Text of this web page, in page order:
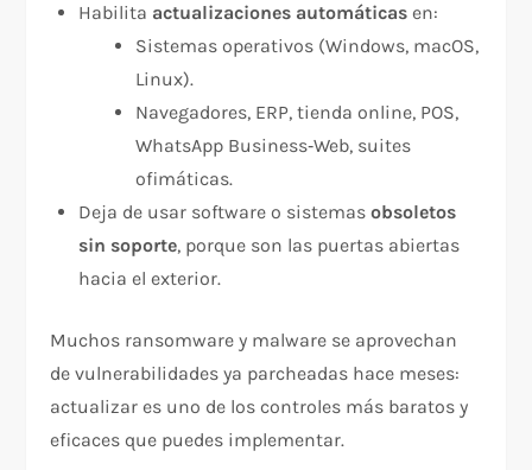
Habilita actualizaciones automáticas en:
Sistemas operativos (Windows, macOS,
Linux).
Navegadores, ERP, tienda online, POS,
WhatsApp Business‑Web, suites
ofimáticas.
Deja de usar software o sistemasobsoletos
sin soporte, porque son las puertas abiertas
hacia el exterior.
Muchos ransomware y malware se aprovechan
de vulnerabilidades ya parcheadas hace meses:
actualizar es uno de los controles más baratos y
eficaces que puedes implementar.